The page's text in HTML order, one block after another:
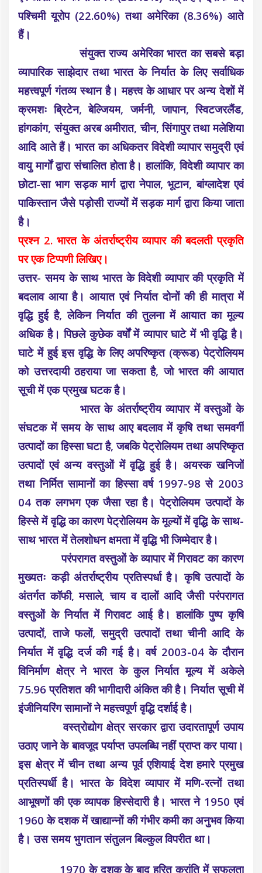
पश्चिमी यूरोप (22.60%) तथा अमेरिका (8.36%) आते
हैं।
संयुक्त राज्य अमेरिका भारत का सबसे बड़ा
व्यापारिक साझेदार तथा भारत के निर्यात के लिए सर्वाधिक
महत्त्वपूर्ण गंतव्य स्थान है। महत्त्व के आधार पर अन्य देशों में
क्रमशः ब्रिटेन, बेल्जियम, जर्मनी, जापान, स्विटजरलैंड,
हांगकांग, संयुक्त अरब अमीरात, चीन, सिंगापुर तथा मलेशिया
आदि आते हैं। भारत का अधिकतर विदेशी व्यापार समुद्री एवं
वायु मार्गों द्वारा संचालित होता है। हालांकि, विदेशी व्यापार का
छोटा-सा भाग सड़क मार्ग द्वारा नेपाल, भूटान, बांग्लादेश एवं
पाकिस्तान जैसे पड़ोसी राज्यों में सड़क मार्ग द्वारा किया जाता
है।
प्रश्न 2. भारत के अंतर्राष्ट्रीय व्यापार की बदलती प्रकृति
पर एक टिप्पणी लिखिए।
उत्तर- समय के साथ भारत के विदेशी व्यापार की प्रकृति में
बदलाव आया है। आयात एवं निर्यात दोनों की ही मात्रा में
वृद्धि हुई है, लेकिन निर्यात की तुलना में आयात का मूल्य
अधिक है। पिछले कुछेक वर्षों में व्यापार घाटे में भी वृद्धि है।
घाटे में हुई इस वृद्धि के लिए अपरिष्कृत (क्रूड) पेट्रोलियम
को उत्तरदायी ठहराया जा सकता है, जो भारत की आयात
सूची में एक प्रमुख घटक है।
भारत के अंतर्राष्ट्रीय व्यापार में वस्तुओं के
संघटक में समय के साथ आए बदलाव में कृषि तथा समवर्गी
उत्पादों का हिस्सा घटा है, जबकि पेट्रोलियम तथा अपरिष्कृत
उत्पादों एवं अन्य वस्तुओं में वृद्धि हुई है। अयस्क खनिजों
तथा निर्मित सामानों का हिस्सा वर्ष 1997-98 से 2003
04 तक लगभग एक जैसा रहा है। पेट्रोलियम उत्पादों के
हिस्से में वृद्धि का कारण पेट्रोलियम के मूल्यों में वृद्धि के साथ-
साथ भारत में तेलशोधन क्षमता में वृद्धि भी जिम्मेदार है।
परंपरागत वस्तुओं के व्यापार में गिरावट का कारण
मुख्यतः कड़ी अंतर्राष्ट्रीय प्रतिस्पर्धा है। कृषि उत्पादों के
अंतर्गत कॉफी, मसाले, चाय व दालों आदि जैसी परंपरागत
वस्तुओं के निर्यात में गिरावट आई है। हालांकि पुष्प कृषि
उत्पादों, ताजे फलों, समुद्री उत्पादों तथा चीनी आदि के
निर्यात में वृद्धि दर्ज की गई है। वर्ष 2003-04 के दौरान
विनिर्माण क्षेत्र ने भारत के कुल निर्यात मूल्य में अकेले
75.96 प्रतिशत की भागीदारी अंकित की है। निर्यात सूची में
इंजीनियरिंग सामानों ने महत्त्वपूर्ण वृद्धि दर्शाई है।
वस्त्रोद्योग क्षेत्र सरकार द्वारा उदारतापूर्ण उपाय
उठाए जाने के बावजूद पर्याप्त उपलब्धि नहीं प्राप्त कर पाया।
इस क्षेत्र में चीन तथा अन्य पूर्व एशियाई देश हमारे प्रमुख
प्रतिस्पर्धी है। भारत के विदेश व्यापार में मणि-रत्नों तथा
आभूषणों की एक व्यापक हिस्सेदारी है। भारत ने 1950 एवं
1960 के दशक में खाद्यान्नों की गंभीर कमी का अनुभव किया
है। उस समय भुगतान संतुलन बिल्कुल विपरीत था।
1970 के दशक के बाद हरित क्रांति में सफलता